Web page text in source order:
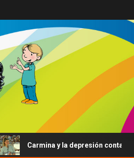
Carmina y la depresión contada al